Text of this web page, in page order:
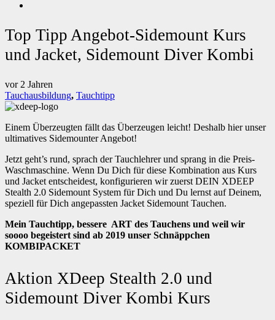
Top Tipp Angebot-Sidemount Kurs
und Jacket, Sidemount Diver Kombi
vor 2 Jahren
Tauchausbildung, Tauchtipp
Einem Überzeugten fällt das Überzeugen leicht! Deshalb hier unser
ultimatives Sidemounter Angebot!
Jetzt geht’s rund, sprach der Tauchlehrer und sprang in die Preis-
Waschmaschine. Wenn Du Dich für diese Kombination aus Kurs
und Jacket entscheidest, konfigurieren wir zuerst DEIN XDEEP
Stealth 2.0 Sidemount System für Dich und Du lernst auf Deinem,
speziell für Dich angepassten Jacket Sidemount Tauchen.
Mein Tauchtipp, bessere ART des Tauchens und weil wir
soooo begeistert sind ab 2019 unser Schnäppchen
KOMBIPACKET
Aktion XDeep Stealth 2.0 und
Sidemount Diver Kombi Kurs